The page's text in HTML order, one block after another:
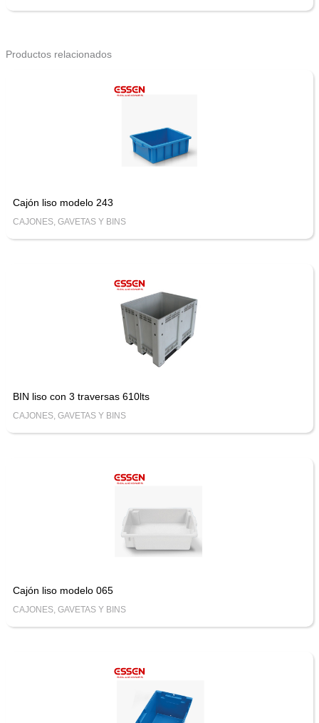
Productos relacionados
Cajón liso modelo 243
CAJONES, GAVETAS Y BINS
BIN liso con 3 traversas 610lts
CAJONES, GAVETAS Y BINS
Cajón liso modelo 065
CAJONES, GAVETAS Y BINS